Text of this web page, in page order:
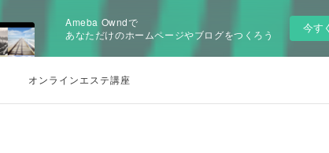
Ameba Owndで
あなただけのホームページやブログをつくろう
今す
オンラインエステ講座